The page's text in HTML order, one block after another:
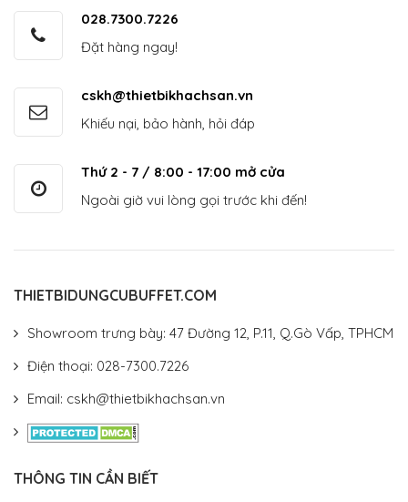
028.7300.7226
Đặt hàng ngay!
cskh@thietbikhachsan.vn
Khiếu nại, bảo hành, hỏi đáp
Thứ 2 - 7 / 8:00 - 17:00 mở cửa
Ngoài giờ vui lòng gọi trước khi đến!
THIETBIDUNGCUBUFFET.COM
Showroom trưng bày: 47 Đường 12, P.11, Q.Gò Vấp, TPHCM
Điện thoại: 028-7300.7226
Email: cskh@thietbikhachsan.vn
THÔNG TIN CẦN BIẾT